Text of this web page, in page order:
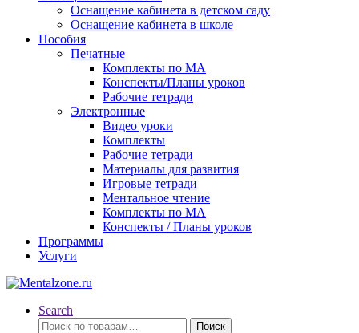
Оснащение кабинета в детском саду
Оснащение кабинета в школе
Пособия
Печатные
Комплекты по МА
Конспекты/Планы уроков
Рабочие тетради
Электронные
Видео уроки
Комплекты
Рабочие тетради
Материалы для развития
Игровые тетради
Ментальное чтение
Комплекты по МА
Конспекты / Планы уроков
Программы
Услуги
Search
Искать:
Поиск